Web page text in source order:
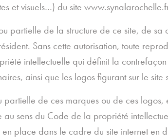
et visuels…) du site
partielle de la structure de ce site, de
Sans cette autorisation, toute
intellectuelle qui définit la
ainsi que les logos figurant sur le
de ces marques ou de ces
sens du Code de la propriété
place dans le cadre du site internet en